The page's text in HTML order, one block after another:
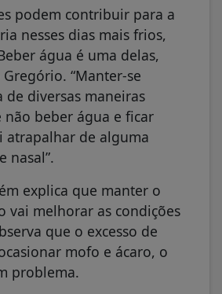
podem contribuir para a
nesses dias mais frios,
água é uma delas,
“Manter-se
diversas maneiras
não beber água e ficar
atrapalhar de alguma
nasal”.
explica que manter o
vai melhorar as condições
que o excesso de
mofo e ácaro, o
problema.